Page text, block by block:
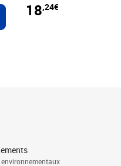
au panier
18,24€